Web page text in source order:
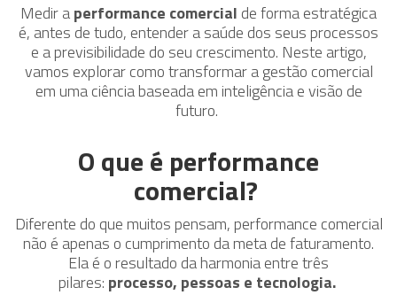
Medir aperformance comercial de forma estratégica
é, antes de tudo, entender a saúde dos seus processos
e a previsibilidade do seu crescimento. Neste artigo,
vamos explorar como transformar a gestão comercial
em uma ciência baseada em inteligência e visão de
futuro.
O que é performance
comercial?
Diferente do que muitos pensam, performance comercial
não é apenas o cumprimento da meta de faturamento.
Ela é o resultado da harmonia entre três
pilares: processo, pessoas e tecnologia.